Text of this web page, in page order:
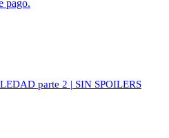
pago.
parte 2 | SIN SPOILERS